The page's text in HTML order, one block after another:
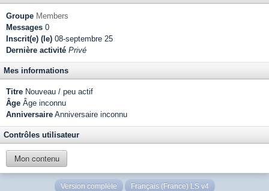
Groupe Members
Messages 0
Inscrit(e) (le) 08-septembre 25
Dernière activité Privé
Mes informations
Titre Nouveau / peu actif
Âge Âge inconnu
Anniversaire Anniversaire inconnu
Contrôles utilisateur
Mon contenu
Version complète Français (France) LS v4